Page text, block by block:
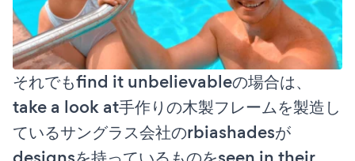
それでもfind it unbelievableの場合は、
take a look at手作りの木製フレームを製造し
ているサングラス会社のrbiashadesが